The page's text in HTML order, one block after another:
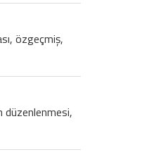
özgeçmiş,
düzenlenmesi,